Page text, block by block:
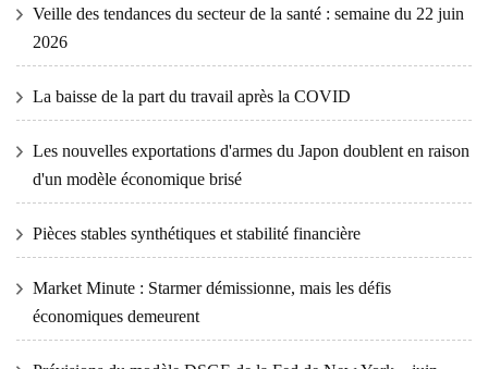
Veille des tendances du secteur de la santé : semaine du 22 juin
2026
La baisse de la part du travail après la COVID
Les nouvelles exportations d'armes du Japon doublent en raison
d'un modèle économique brisé
Pièces stables synthétiques et stabilité financière
Market Minute : Starmer démissionne, mais les défis
économiques demeurent